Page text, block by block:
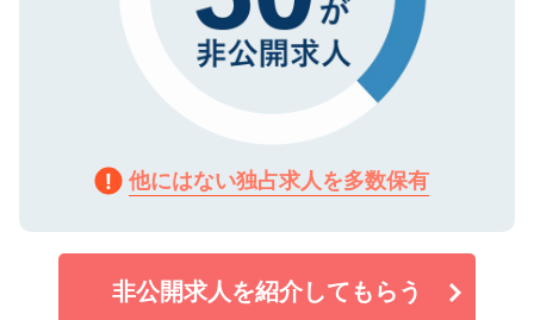
他にはない独占求人を多数保有
非公開求人を紹介してもらう